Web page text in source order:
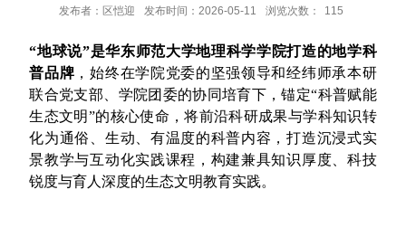
发布者：区恺迎 发布时间：2026-05-11 浏览次数： 115
“地球说”是华东师范大学地理科学学院打造的地学科
普品牌 ，始终在学院党委的坚强领导和经纬师承本研
联合党支部、学院团委的协同培育下，锚定“科普赋能
生态文明”的核心使命，将前沿科研成果与学科知识转
化为通俗、生动、有温度的科普内容，打造沉浸式实
景教学与互动化实践课程，构建兼具知识厚度、科技
锐度与育人深度的生态文明教育实践。